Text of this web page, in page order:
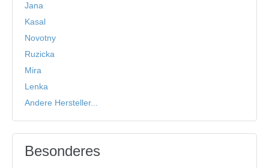
Jana
Kasal
Novotny
Ruzicka
Mira
Lenka
Andere Hersteller...
Besonderes